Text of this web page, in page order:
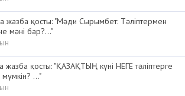
жазба қосты: "Мәди Сырымбет: Тәліптермен
мәні бар?..."
жазба қосты: "ҚАЗАҚТЫҢ күні НЕГЕ тәліптерге
..."